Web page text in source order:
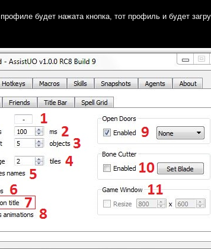
будет нажата кнопка, тот профиль и будет